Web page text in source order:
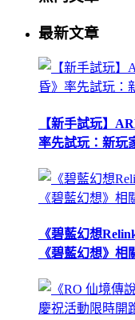
最新文章
【新手試玩】
率先試玩：新玩
《碧藍幻想
《碧藍幻想》相